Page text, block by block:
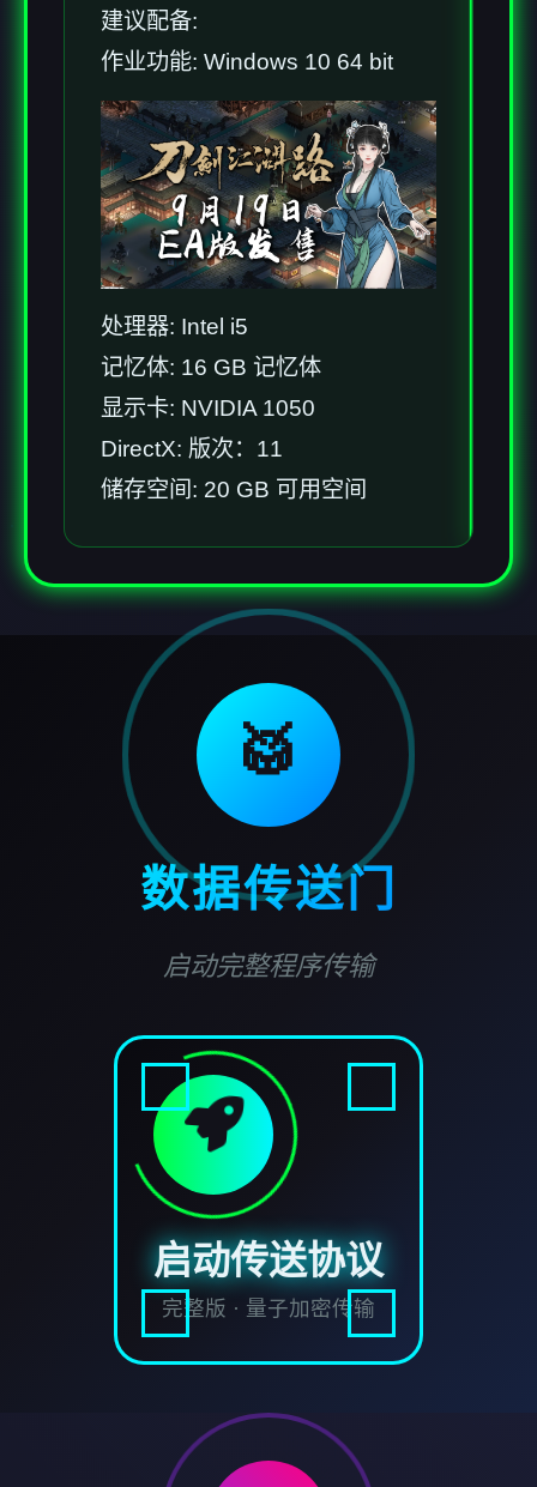
建议配备:
作业功能: Windows 10 64 bit
处理器: Intel i5
记忆体: 16 GB 记忆体
显示卡: NVIDIA 1050
DirectX: 版次：11
储存空间: 20 GB 可用空间
🥁
数据传送门
启动完整程序传输
启动传送协议
完整版 · 量子加密传输